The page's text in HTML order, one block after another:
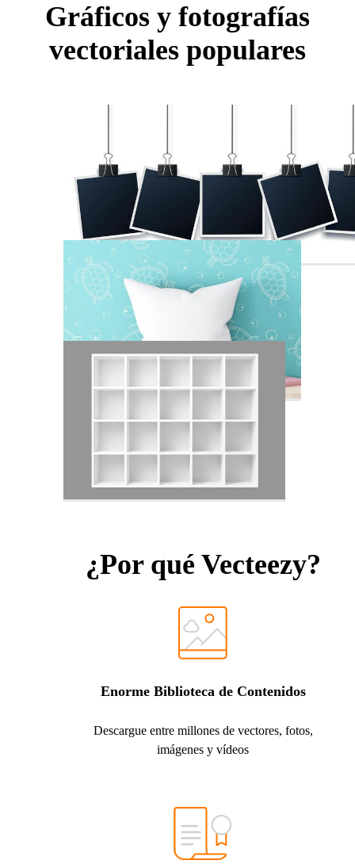
Gráficos y fotografías
vectoriales populares
¿Por qué Vecteezy?
Enorme Biblioteca de Contenidos
Descargue entre millones de vectores, fotos,
imágenes y vídeos